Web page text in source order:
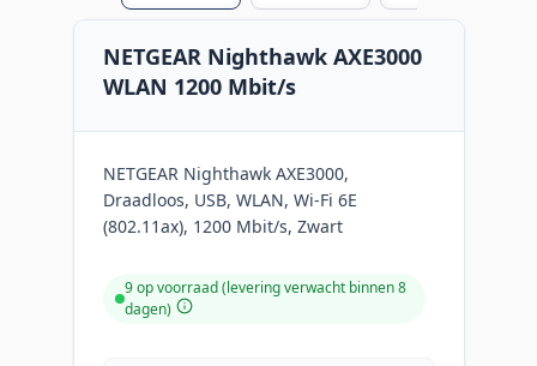
NETGEAR Nighthawk AXE3000
WLAN 1200 Mbit/s
NETGEAR Nighthawk AXE3000,
Draadloos, USB, WLAN, Wi-Fi 6E
(802.11ax), 1200 Mbit/s, Zwart
9 op voorraad (levering verwacht binnen 8
dagen)